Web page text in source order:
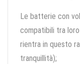
Le batterie con
compatibili tra
rientra in questo
tranquillità);